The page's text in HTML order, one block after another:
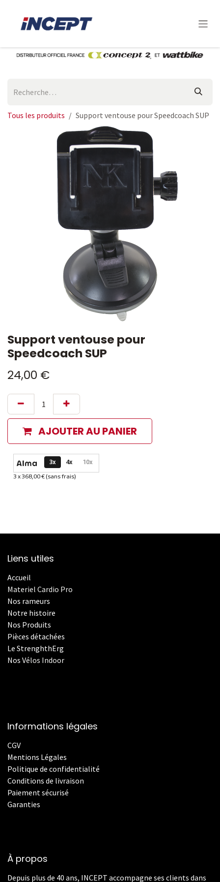
Tous les produits Support ventouse pour Speedcoach SUP
Support ventouse pour
Speedcoach SUP
24,00 €
AJOUTER AU PANIER
Options de paiement disponibles
3x 4x 10x
Informations sur le plan de paiement sélectionné
3 x 368,00 € (sans frais)
Liens utiles
Accueil
Materiel Cardio Pro
Nos rameurs
Notre histoire
Nos Produits
Pièces détachées
Le StrenghthErg
Nos Vélos Indoor
Informations légales
CGV
Mentions Légales
Politique de confidentialité
Conditions de livraison
Paiement sécurisé
Garanties
À propos
Depuis plus de 40 ans, INCEPT accompagne ses clients dans